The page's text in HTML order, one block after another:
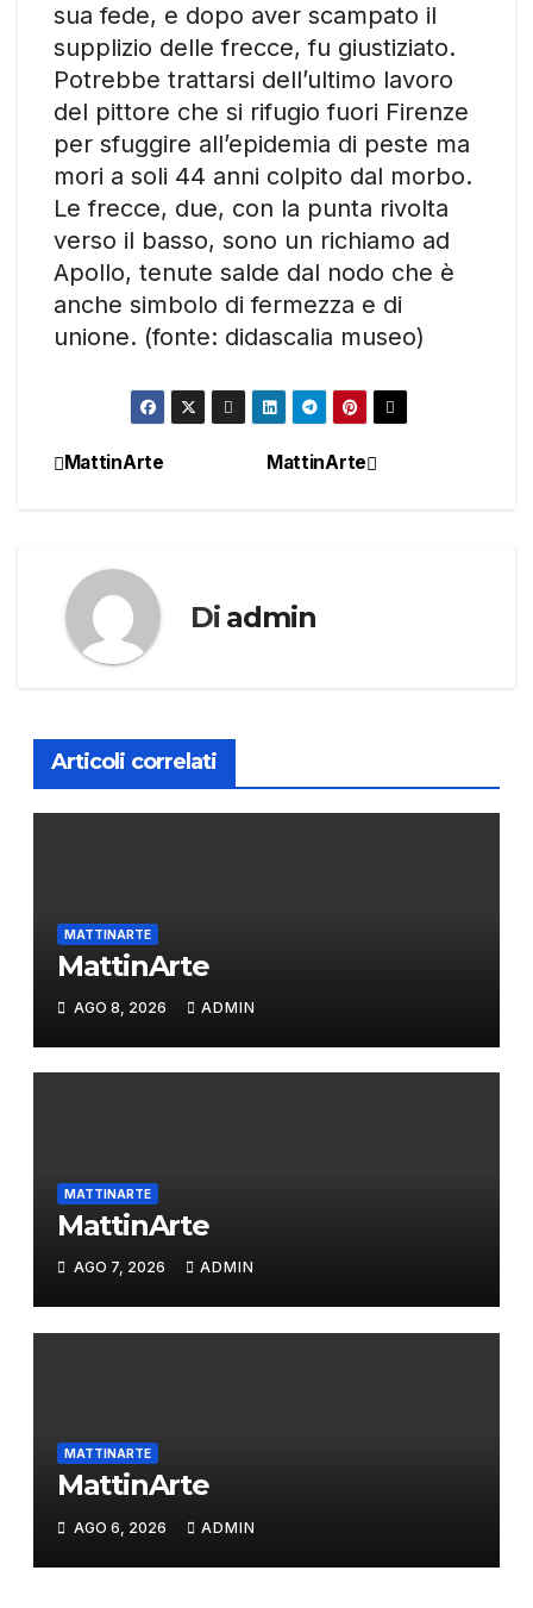
sua fede, e dopo aver scampato il
supplizio delle frecce, fu giustiziato.
Potrebbe trattarsi dell’ultimo lavoro
del pittore che si rifugio fuori Firenze
per sfuggire all’epidemia di peste ma
mori a soli 44 anni colpito dal morbo.
Le frecce, due, con la punta rivolta
verso il basso, sono un richiamo ad
Apollo, tenute salde dal nodo che è
anche simbolo di fermezza e di
unione. (fonte: didascalia museo)
NavigazioneMattinArte
MattinArte
Di admin
Articoli correlati
MATTINARTE
MattinArte
AGO 8, 2026 ADMIN
MATTINARTE
MattinArte
AGO 7, 2026 ADMIN
MATTINARTE
MattinArte
AGO 6, 2026 ADMIN